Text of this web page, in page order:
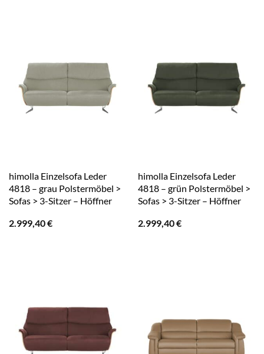
himolla Einzelsofa Leder
4818 – grau Polstermöbel >
Sofas > 3-Sitzer – Höffner
2.999,40€
himolla Einzelsofa Leder
4818 – grün Polstermöbel >
Sofas > 3-Sitzer – Höffner
2.999,40€